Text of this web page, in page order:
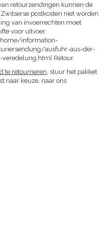
retourzendingen kunnen de
postkosten niet worden
van invoerrechten moet
voor uitvoer:
information-
ausfuhr-aus-der-
Retour
te retourneren, stuur het pakket
naar keuze, naar ons